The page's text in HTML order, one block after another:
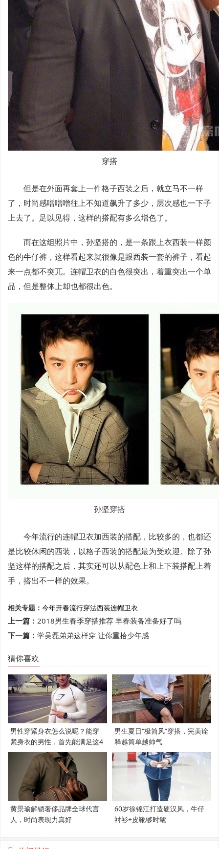
穿搭
但是在外面再套上一件格子西装之后，就立马不一样
了，时尚感噌噌噌往上不知道飙升了多少，层次感也一下子
上去了。足以见得，这样的搭配有多么增色了。
而在这组照片中，孙坚搭的，是一条跟上衣西装一样颜
色的牛仔裤 ，这样看起来就很像是跟西装一套的裤子，看起
来一点都不突兀。连帽卫衣的白色很突出，着重突出一个单
品，但是整体上却也都很出色。
孙坚穿搭
今年流行的连帽卫衣加西装的搭配，比较多的，也都还
是比较休闲的西装，以格子西装的搭配最为受欢迎。除了孙
坚这样的搭配之后，其实还可以从配色上和上下装搭配上着
手，搭出不一样的效果。
相关专题： 今年开春流行穿法西装连帽卫衣
上一篇： 2018男生春季穿搭推荐 早春装备准备好了吗
下一篇： 学吴磊弟弟这样穿 让你重拾少年感
猜你喜欢
男性穿紧身衣怎么说呢？能穿
紧身衣的男性，首先能满足这4
个条件
男生夏日“极简风”穿搭，完美诠
释越简单越帅气
黄景瑜解锁奢侈品牌全球代言
人，时尚表现力真好
60岁徐锦江打造硬汉风，牛仔
衬衫+皮靴够时髦